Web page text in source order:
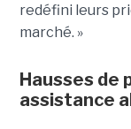
redéfini leurs
marché. »
Hausses de
assistance